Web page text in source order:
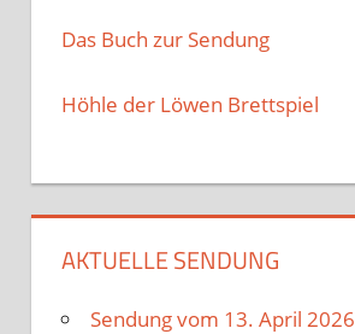
Das Buch zur Sendung
Höhle der Löwen Brettspiel
AKTUELLE SENDUNG
Sendung vom 13. April 2026